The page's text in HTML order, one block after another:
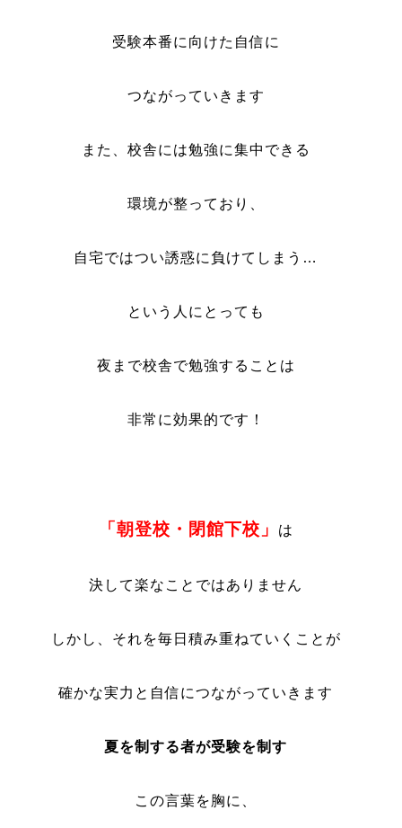
受験本番に向けた自信に
つながっていきます
また、校舎には勉強に集中できる
環境が整っており、
自宅ではつい誘惑に負けてしまう…
という人にとっても
夜まで校舎で勉強することは
非常に効果的です！
「朝登校・閉館下校」 は
決して楽なことではありません
しかし、それを毎日積み重ねていくことが
確かな実力と自信につながっていきます
夏を制する者が受験を制す
この言葉を胸に、